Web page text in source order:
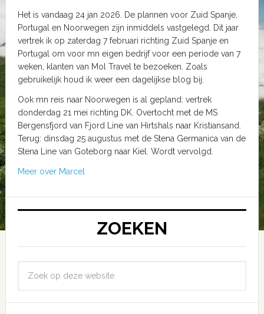
Het is vandaag 24 jan 2026. De plannen voor Zuid Spanje,
Portugal en Noorwegen zijn inmiddels vastgelegd. Dit jaar
vertrek ik op zaterdag 7 februari richting Zuid Spanje en
Portugal om voor mn eigen bedrijf voor een periode van 7
weken, klanten van Mol Travel te bezoeken. Zoals
gebruikelijk houd ik weer een dagelijkse blog bij.
Ook mn reis naar Noorwegen is al gepland: vertrek
donderdag 21 mei richting DK. Overtocht met de MS
Bergensfjord van Fjord Line van Hirtshals naar Kristiansand.
Terug: dinsdag 25 augustus met de Stena Germanica van de
Stena Line van Goteborg naar Kiel. Wordt vervolgd.
Meer over Marcel
ZOEKEN